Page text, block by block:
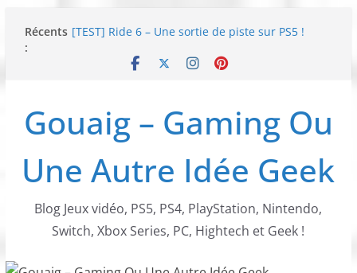
Récents
:
[TEST] Ride 6 – Une sortie de piste sur PS5 !
NEOGEO AES+ : La légende de l’arcade est de
SWITCH 2 : Nouveaux accessoires Turtle Beach X
Gouaig – Gaming Ou
Une Autre Idée Geek
Blog Jeux vidéo, PS5, PS4, PlayStation, Nintendo,
Switch, Xbox Series, PC, Hightech et Geek !